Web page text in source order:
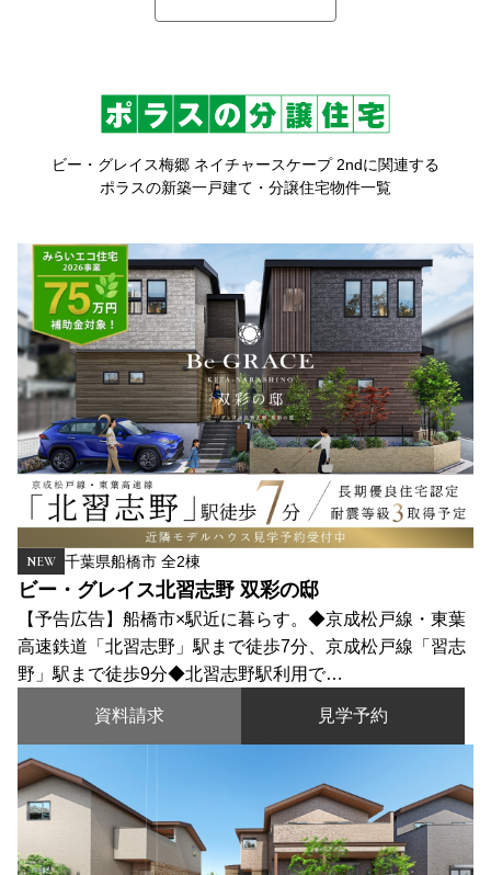
ビー・グレイス梅郷 ネイチャースケープ 2ndに関連する
ポラスの新築一戸建て・分譲住宅物件一覧
NEW 千葉県船橋市 全2棟
ビー・グレイス北習志野 双彩の邸
【予告広告】船橋市×駅近に暮らす。◆京成松戸線・東葉
高速鉄道「北習志野」駅まで徒歩7分、京成松戸線「習志
野」駅まで徒歩9分◆北習志野駅利用で…
資料請求 見学予約